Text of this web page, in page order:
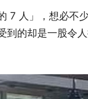
7 人」，想必不
到的却是一股令